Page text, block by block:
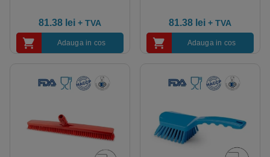
81.38 lei + TVA
Adauga in cos
81.38 lei + TVA
Adauga in cos